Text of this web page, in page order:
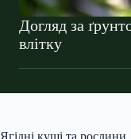
Догляд за
влітку